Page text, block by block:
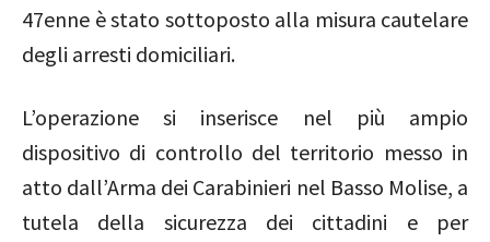
47enne è stato sottoposto alla misura cautelare
degli arresti domiciliari.
L’operazione si inserisce nel più ampio
dispositivo di controllo del territorio messo in
atto dall’Arma dei Carabinieri nel Basso Molise, a
tutela della sicurezza dei cittadini e per